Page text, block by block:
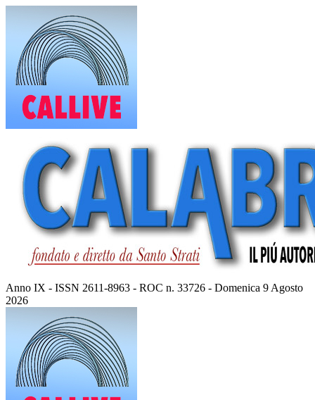
contenuto
Anno IX - ISSN 2611-8963 - ROC n. 33726 - Domenica 9 Agosto
2026